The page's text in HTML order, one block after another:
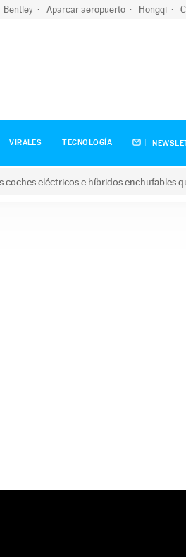
Bentley Aparcar aeropuerto Hongqi
VIRALES TECNOLOGÍA
eléctricos e híbridos enchufables